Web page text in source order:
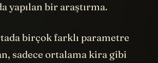
yapılan bir araştırma.
birçok farklı parametre
sadece ortalama kira gibi